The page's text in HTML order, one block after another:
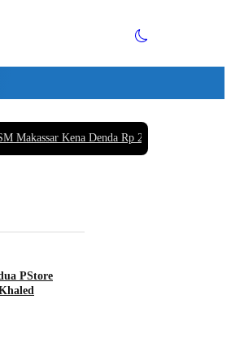
Makassar Kena Denda Rp 220 Juta Buntut
PStore